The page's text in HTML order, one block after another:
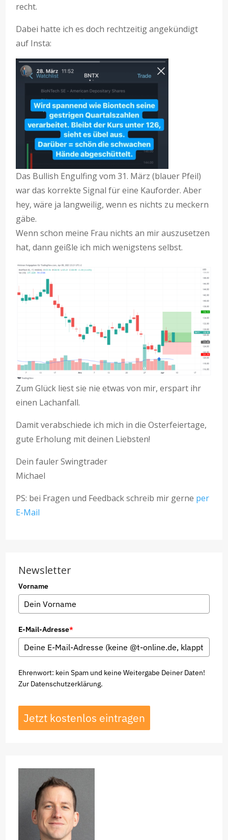
recht.
Dabei hatte ich es doch rechtzeitig angekündigt
auf Insta:
Das Bullish Engulfing vom 31. März (blauer Pfeil)
war das korrekte Signal für eine Kauforder. Aber
hey, wäre ja langweilig, wenn es nichts zu meckern
gäbe.
Wenn schon meine Frau nichts an mir auszusetzen
hat, dann geißle ich mich wenigstens selbst.
Zum Glück liest sie nie etwas von mir, erspart ihr
einen Lachanfall.
Damit verabschiede ich mich in die Osterfeiertage,
gute Erholung mit deinen Liebsten!
Dein fauler Swingtrader
Michael
PS: bei Fragen und Feedback schreib mir gerne per
E-Mail
Newsletter
Vorname
E-Mail-Adresse*
Ehrenwort: kein Spam und keine Weitergabe Deiner Daten!
Zur Datenschutzerklärung.
Jetzt kostenlos eintragen